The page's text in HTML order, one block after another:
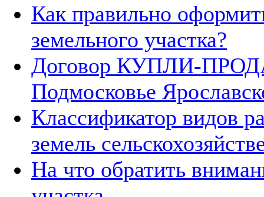
Как правильно
земельного участка?
Договор КУПЛИ-
Подмосковье
Классификатор видов
земель
На что обратить